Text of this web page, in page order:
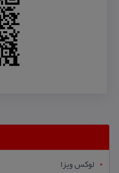
لوکس ویزا